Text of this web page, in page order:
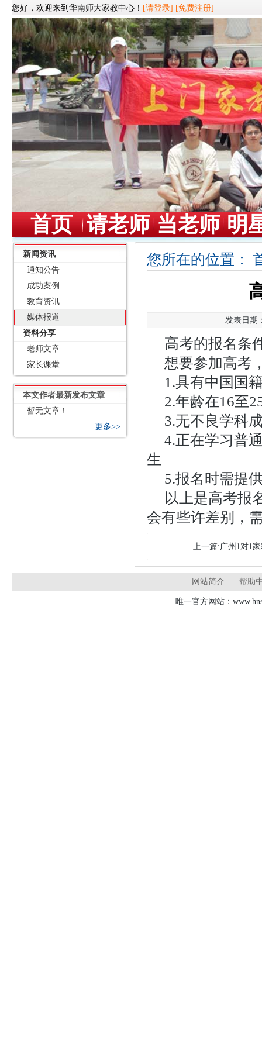
您好，欢迎来到华南师大家教中心！ [请登录] [免费注册]
首页 请老师 当老师 明
新闻资讯
通知公告
成功案例
教育资讯
媒体报道
资料分享
老师文章
家长课堂
本文作者最新发布文章
暂无文章！
更多>>
您所在的位置：
发表日期
高考的报名条
想要参加高考
1.具有中国国
2.年龄在16至
3.无不良学科
4.正在学习普
生
5.报名时需提
以上是高考报
会有些许差别，
上一篇:广州1对1
网站简介 帮助
唯一官方网站：